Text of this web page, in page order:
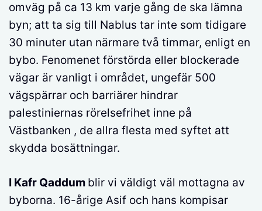
omväg på ca 13 km varje gång de ska lämna
byn; att ta sig till Nablus tar inte som tidigare
30 minuter utan närmare två timmar, enligt en
bybo. Fenomenet förstörda eller blockerade
vägar är vanligt i området, ungefär 500
vägspärrar och barriärer hindrar
palestiniernas rörelsefrihet inne på
Västbanken , de allra flesta med syftet att
skydda bosättningar.
I Kafr Qaddum blir vi väldigt väl mottagna av
byborna. 16-årige Asif och hans kompisar